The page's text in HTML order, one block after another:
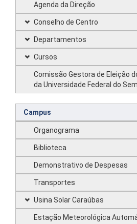
Agenda da Direção
Conselho de Centro
Departamentos
Cursos
Comissão Gestora de Eleição
da Universidade Federal do
Campus
Organograma
Biblioteca
Demonstrativo de Despesas
Transportes
Usina Solar Caraúbas
Estação Meteorológica